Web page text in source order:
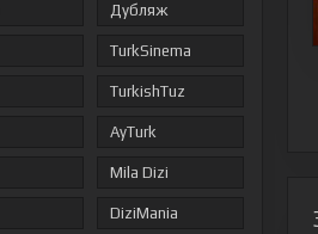
Дубляж
TurkSinema
TurkishTuz
AyTurk
Mila Dizi
DiziMania